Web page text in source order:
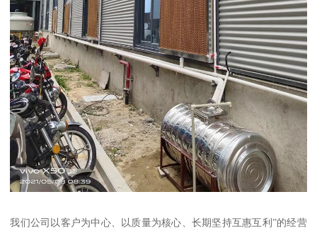
我们公司以客户为中心、以质量为核心、长期坚持互惠互利”的经营